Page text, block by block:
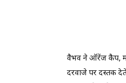
वैभव ने ऑरेंज कैप,
दरवाजे पर दस्तक